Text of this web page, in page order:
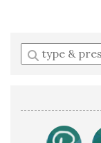
Enter
a